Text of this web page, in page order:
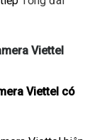
Viettel
Viettel có